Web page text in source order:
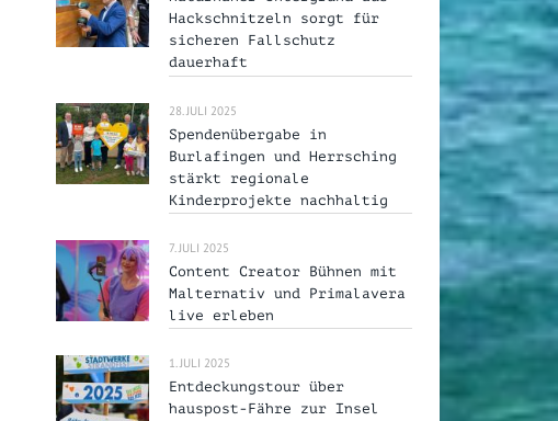
Hackschnitzeln sorgt für
sicheren Fallschutz
dauerhaft
28. JULI 2025
Spendenübergabe in
Burlafingen und Herrsching
stärkt regionale
Kinderprojekte nachhaltig
7. JULI 2025
Content Creator Bühnen mit
Malternativ und Primalavera
live erleben
1. JULI 2025
Entdeckungstour über
hauspost-Fähre zur Insel